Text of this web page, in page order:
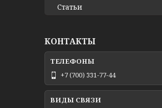
Статьи
КОНТАКТЫ
+7 (700) 331-77-44